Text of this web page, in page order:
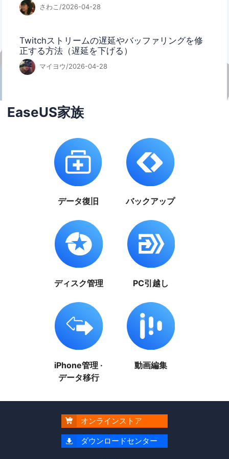
さわこ/2026-04-28
Twitchストリームの遅延やバッファリングを修
正する方法（遅延を下げる）
マイヨウ/2026-04-28
EaseUS家族
データ復旧 バックアップ
ディスク管理 PC引越し
iPhone管理 ·
データ移行
動画編集
 オンラインストア
 ダウンロードセンター